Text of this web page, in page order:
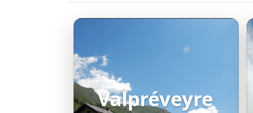
Valpréveyre